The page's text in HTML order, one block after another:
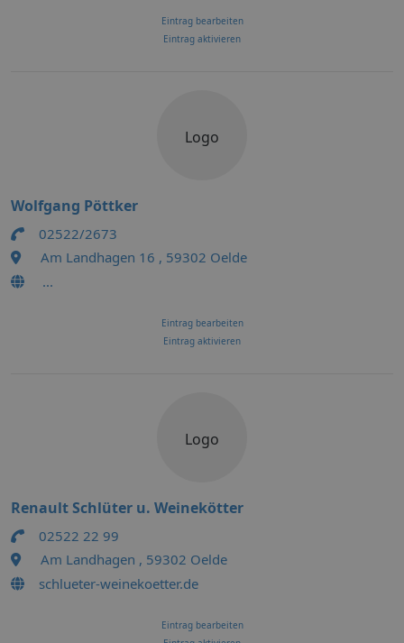
Eintrag bearbeiten
Eintrag aktivieren
Logo
Wolfgang Pöttker
02522/2673
Am Landhagen 16 , 59302 Oelde
...
Eintrag bearbeiten
Eintrag aktivieren
Logo
Renault Schlüter u. Weinekötter
02522 22 99
Am Landhagen , 59302 Oelde
schlueter-weinekoetter.de
Eintrag bearbeiten